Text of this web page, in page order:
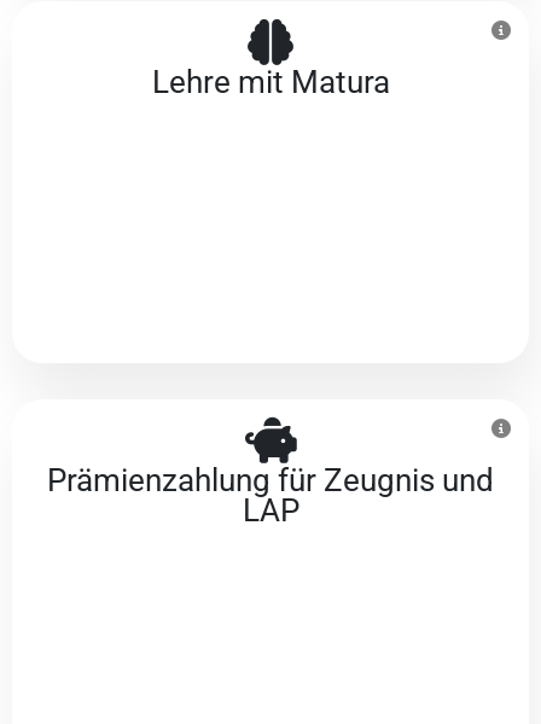
Lehre mit Matura
Prämienzahlung für Zeugnis und
LAP